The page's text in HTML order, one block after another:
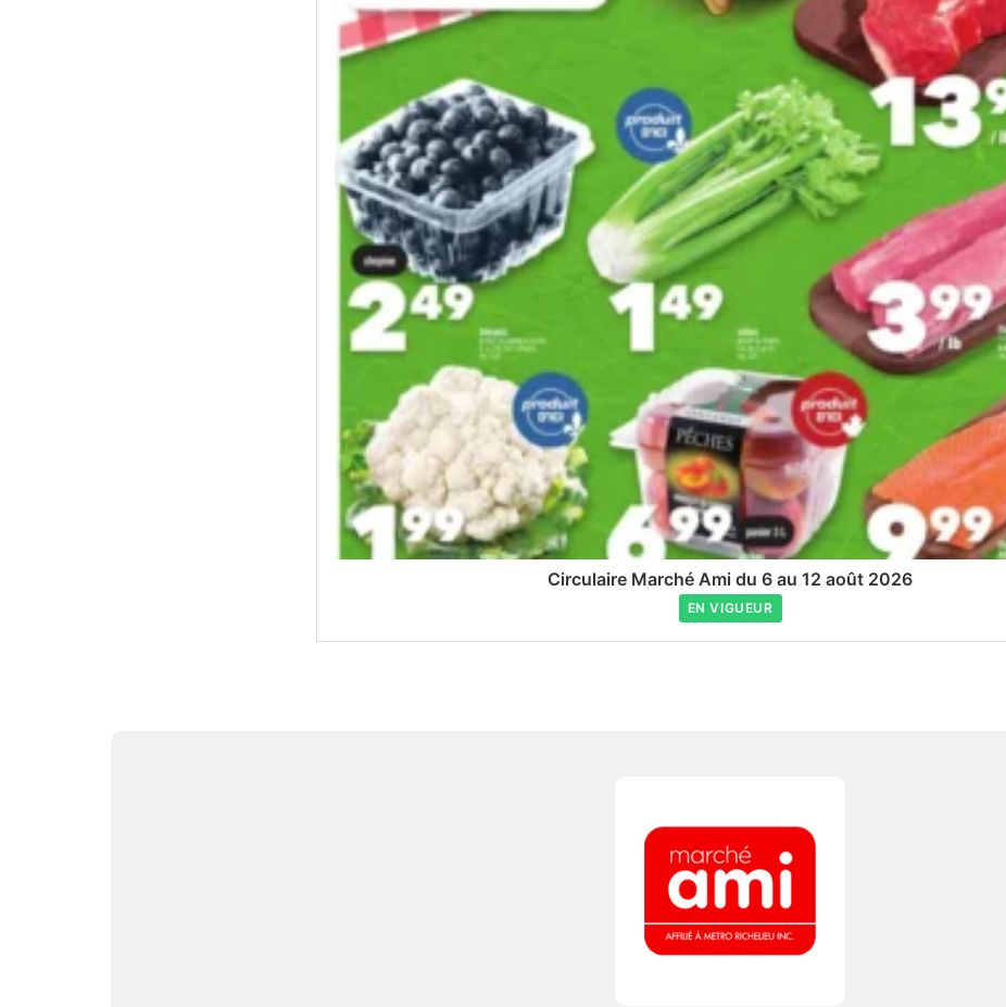
Circulaire Marché Ami du 6 au 12 août 2026
EN VIGUEUR